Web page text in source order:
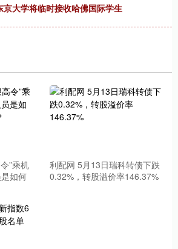
京大学将临时接收哈佛国际学生
”乘机
如何
利配网 5月13日瑞科转债下跌
0.32%，转股溢价率146.37%